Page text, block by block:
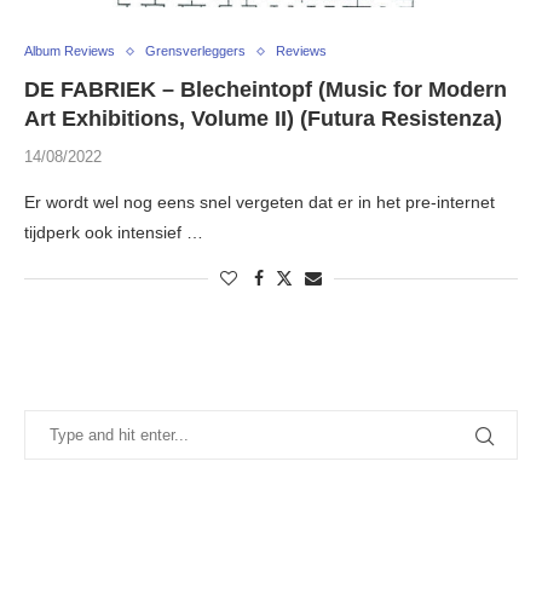
Album Reviews Grensverleggers Reviews
DE FABRIEK – Blecheintopf (Music for Modern
Art Exhibitions, Volume II) (Futura Resistenza)
14/08/2022
Er wordt wel nog eens snel vergeten dat er in het pre-internet
tijdperk ook intensief …